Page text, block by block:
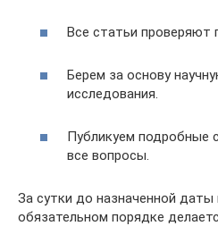
Все статьи проверяют
Берем за основу
исследования.
Публикуем подробные
все вопросы.
За сутки до назначенной
обязательном порядке